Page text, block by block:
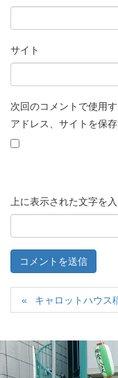
サイト
次回のコメントで使用
アドレス、サイトを保存
上に表示された文字を
キャロットハウス